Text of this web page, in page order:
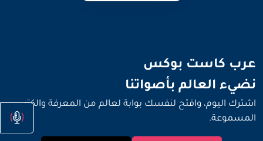
عرب كاست بوكس
نضيء العالم بأصواتنا
اشترك اليوم، وافتح لنفسك بوابة لعالم من المعرفة والكتب
المسموعة.